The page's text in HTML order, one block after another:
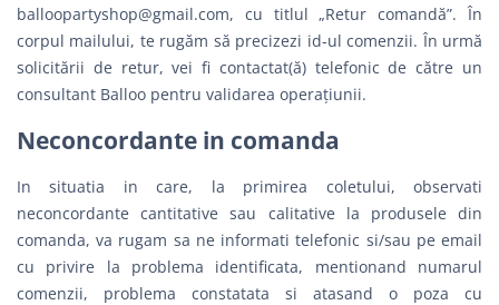
balloopartyshop@gmail.com, cu titlul „Retur comandă”. În
corpul mailului, te rugăm să precizezi id-ul comenzii. În urmă
solicitării de retur, vei fi contactat(ă) telefonic de către un
consultant Balloo pentru validarea operațiunii.
Neconcordante in comanda
In situatia in care, la primirea coletului, observati
neconcordante cantitative sau calitative la produsele din
comanda, va rugam sa ne informati telefonic si/sau pe email
cu privire la problema identificata, mentionand numarul
comenzii, problema constatata si atasand o poza cu